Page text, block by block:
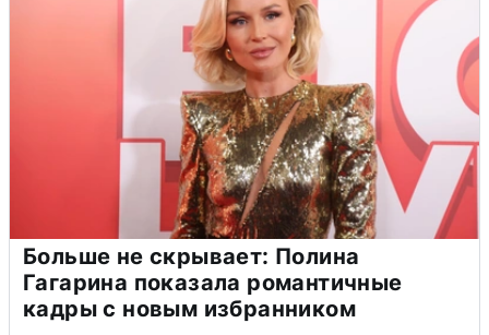
Больше не скрывает: Полина
Гагарина показала романтичные
кадры с новым избранником